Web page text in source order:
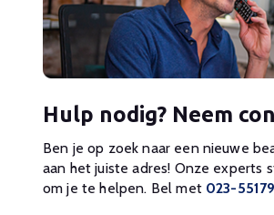
Hulp nodig? Neem
Ben je op zoek naar een nieuwe
aan het juiste adres! Onze experts
om je te helpen. Bel met 023-